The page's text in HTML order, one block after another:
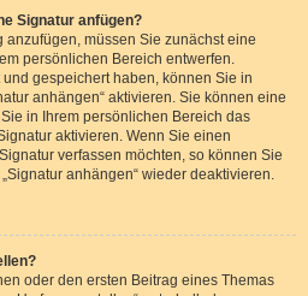
Signatur anfügen?
müssen Sie zunächst eine
persönlichen Bereich entwerfen.
gespeichert haben, können Sie in
anhängen“ aktivieren. Sie können eine
in Ihrem persönlichen Bereich das
aktivieren. Wenn Sie einen
verfassen möchten, so können Sie
anhängen“ wieder deaktivieren.
oder den ersten Beitrag eines Themas